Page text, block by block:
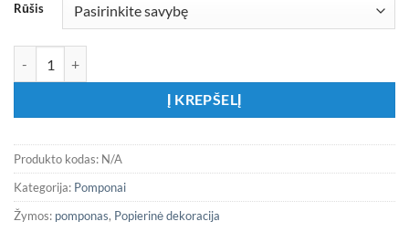
Rūšis
Į KREPŠELĮ
Produkto kodas: N/A
Kategorija: Pomponai
Žymos: pomponas, Popierinė dekoracija